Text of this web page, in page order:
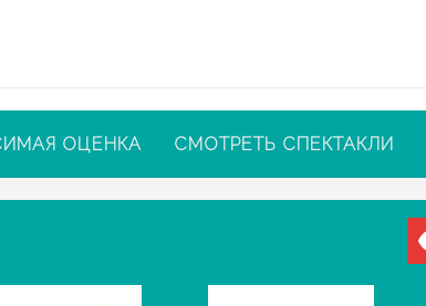
ОЦЕНКА СМОТРЕТЬ СПЕКТАКЛИ